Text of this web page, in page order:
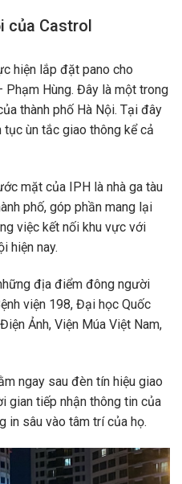
của Castrol
hiện lắp đặt pano cho
Phạm Hùng. Đây là một trong
thành phố Hà Nội. Tại đây
ùn tắc giao thông kể cả
mặt của IPH là nhà ga tàu
phố, góp phần mang lại
việc kết nối khu vực với
hiện nay.
địa điểm đông người
viện 198, Đại học Quốc
Ảnh, Viện Múa Việt Nam,
ngay sau đèn tín hiệu giao
gian tiếp nhận thông tin của
in sâu vào tâm trí của họ.